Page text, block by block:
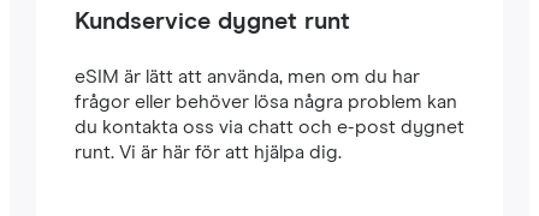
Kundservice dygnet runt
eSIM är lätt att använda, men om du har
frågor eller behöver lösa några problem kan
du kontakta oss via chatt och e-post dygnet
runt. Vi är här för att hjälpa dig.